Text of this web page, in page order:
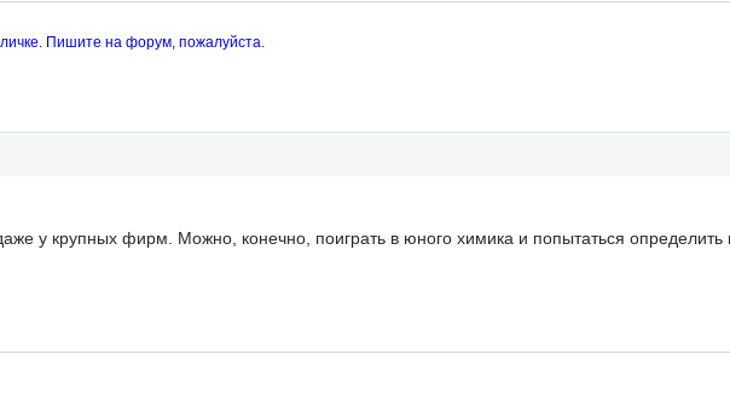
Пишите на форум, пожалуйста.
у крупных фирм. Можно, конечно, поиграть в юного химика и попытаться